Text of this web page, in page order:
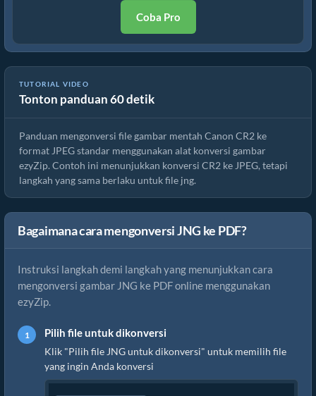
Coba Pro
TUTORIAL VIDEO
Tonton panduan 60 detik
Cara Mengonversi Gambar jng Online Gratis
Panduan mengonversi file gambar mentah Canon CR2 ke
format JPEG standar menggunakan alat konversi gambar
ezyZip. Contoh ini menunjukkan konversi CR2 ke JPEG, tetapi
langkah yang sama berlaku untuk file jng.
Bagaimana cara mengonversi JNG ke PDF?
Instruksi langkah demi langkah yang menunjukkan cara
mengonversi gambar JNG ke PDF online menggunakan
ezyZip.
Pilih file untuk dikonversi
Klik "Pilih file JNG untuk dikonversi" untuk memilih file
yang ingin Anda konversi